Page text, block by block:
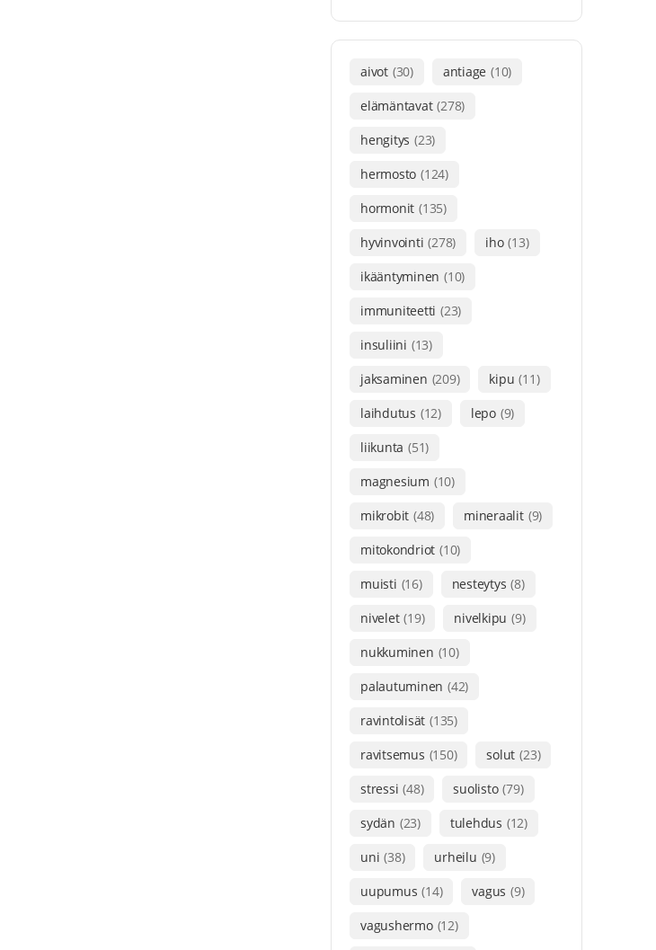
aivot (30) antiage (10)
elämäntavat (278)
hengitys (23)
hermosto (124)
hormonit (135)
hyvinvointi (278) iho (13)
ikääntyminen (10)
immuniteetti (23)
insuliini (13)
jaksaminen (209) kipu (11)
laihdutus (12) lepo (9)
liikunta (51)
magnesium (10)
mikrobit (48) mineraalit (9)
mitokondriot (10)
muisti (16) nesteytys (8)
nivelet (19) nivelkipu (9)
nukkuminen (10)
palautuminen (42)
ravintolisät (135)
ravitsemus (150) solut (23)
stressi (48) suolisto (79)
sydän (23) tulehdus (12)
uni (38) urheilu (9)
uupumus (14) vagus (9)
vagushermo (12)